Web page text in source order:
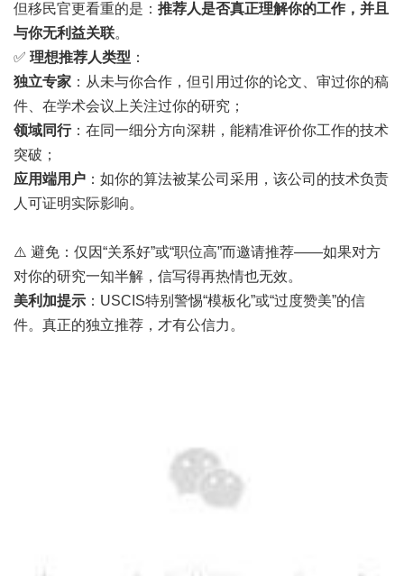
但移民官更看重的是： 推荐人是否真正理解你的工作，并且
与你无利益关联。
✅ 理想推荐人类型 ：
独立专家 ：从未与你合作，但引用过你的论文、审过你的稿
件、在学术会议上关注过你的研究；
领域同行：在同一细分方向深耕，能精准评价你工作的技术
突破；
应用端用户 ：如你的算法被某公司采用，该公司的技术负责
人可证明实际影响。
⚠️ 避免：仅因“关系好”或“职位高”而邀请推荐——如果对方
对你的研究一知半解，信写得再热情也无效。
美利加提示 ：USCIS特别警惕“模板化”或“过度赞美”的信
件。真正的独立推荐，才有公信力。